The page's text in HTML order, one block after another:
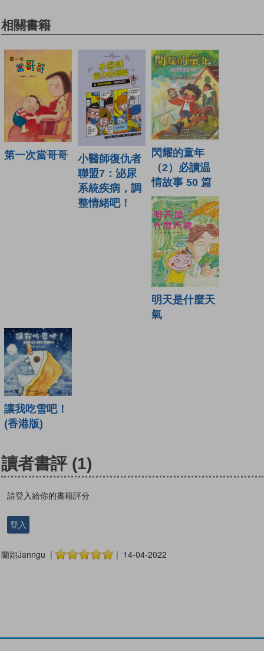
相關書籍
第一次當哥哥
小醫師復仇者
聯盟7：泌尿
系統疾病，調
整情緒吧！
閃耀的童年
（2）必讀温
情故事 50 篇
明天是什麼天
氣
讓我吃雪吧！
(香港版)
讀者書評 (1)
請登入給你的書籍評分
登入
蘭姐Janngu | | 14-04-2022